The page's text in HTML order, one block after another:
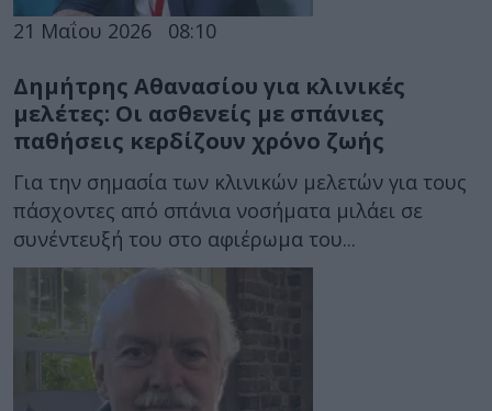
21 Μαΐου 2026 08:10
Δημήτρης Αθανασίου για κλινικές
μελέτες: Οι ασθενείς με σπάνιες
παθήσεις κερδίζουν χρόνο ζωής
Για την σημασία των κλινικών μελετών για τους
πάσχοντες από σπάνια νοσήματα μιλάει σε
συνέντευξή του στο αφιέρωμα του...